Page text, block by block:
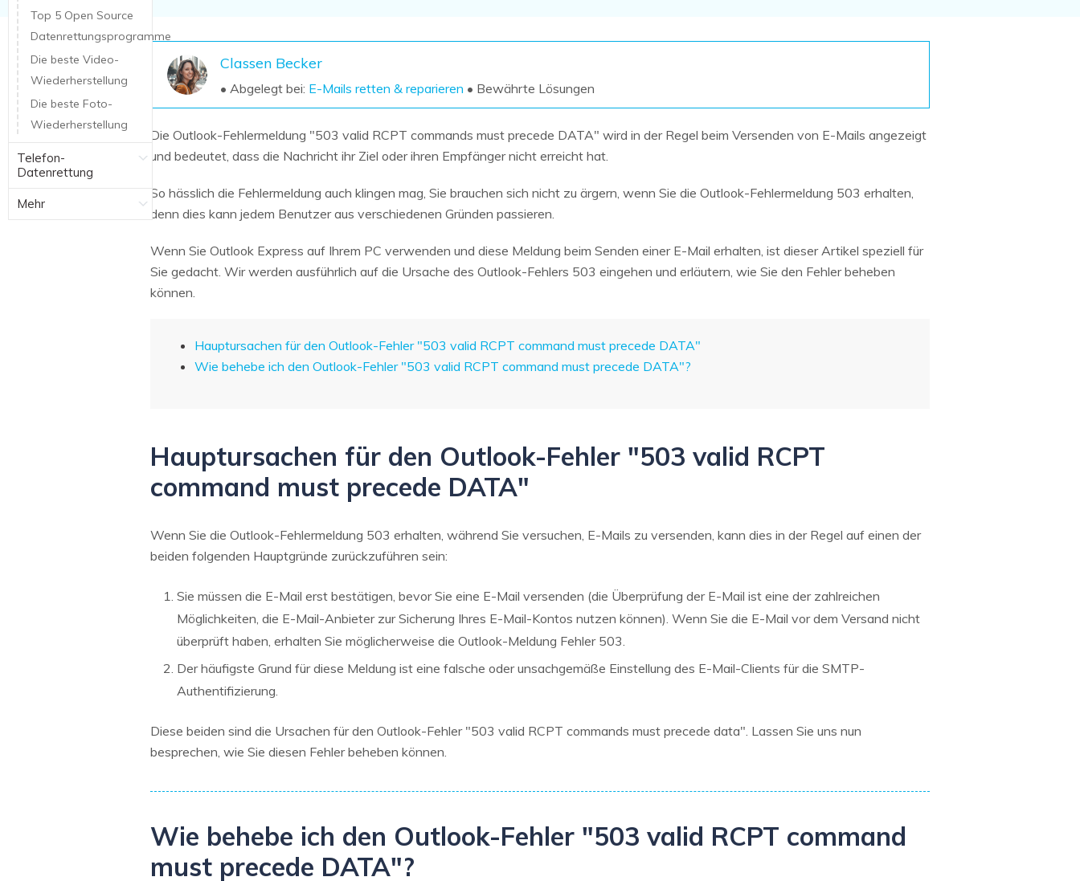
NAS-Datenrettung
Mac-Papierkorb-Wiederherstellung
Neu
Email-
WiederherstellungWiederherstellung
Datenrettung
Neu
Werkseinstellung
Classen Becker
• Abgelegt bei: E-Mails retten & reparieren • Bewährte Lösungen
Die Outlook-Fehlermeldung "503 valid RCPT commands must precede DATA" wird in der Regel beim Versenden von E-Mails angezeigt
und bedeutet, dass die Nachricht ihr Ziel oder ihren Empfänger nicht erreicht hat.
So hässlich die Fehlermeldung auch klingen mag, Sie brauchen sich nicht zu ärgern, wenn Sie die Outlook-Fehlermeldung 503 erhalten,
denn dies kann jedem Benutzer aus verschiedenen Gründen passieren.
Wenn Sie Outlook Express auf Ihrem PC verwenden und diese Meldung beim Senden einer E-Mail erhalten, ist dieser Artikel speziell für
Sie gedacht. Wir werden ausführlich auf die Ursache des Outlook-Fehlers 503 eingehen und erläutern, wie Sie den Fehler beheben
können.
Hauptursachen für den Outlook-Fehler "503 valid RCPT command must precede DATA"
Wie behebe ich den Outlook-Fehler "503 valid RCPT command must precede DATA"?
Hauptursachen für den Outlook-Fehler "503 valid RCPT
command must precede DATA"
Wenn Sie die Outlook-Fehlermeldung 503 erhalten, während Sie versuchen, E-Mails zu versenden, kann dies in der Regel auf einen der
beiden folgenden Hauptgründe zurückzuführen sein:
Sie müssen die E-Mail erst bestätigen, bevor Sie eine E-Mail versenden (die Überprüfung der E-Mail ist eine der zahlreichen
Möglichkeiten, die E-Mail-Anbieter zur Sicherung Ihres E-Mail-Kontos nutzen können). Wenn Sie die E-Mail vor dem Versand nicht
überprüft haben, erhalten Sie möglicherweise die Outlook-Meldung Fehler 503.
Der häufigste Grund für diese Meldung ist eine falsche oder unsachgemäße Einstellung des E-Mail-Clients für die SMTP-
Authentifizierung.
Diese beiden sind die Ursachen für den Outlook-Fehler "503 valid RCPT commands must precede data". Lassen Sie uns nun
besprechen, wie Sie diesen Fehler beheben können.
Wie behebe ich den Outlook-Fehler "503 valid RCPT command
must precede DATA"?
Top 5 Open Source
Datenrettungsprogramme
Die beste Video-
Wiederherstellung
Die beste Foto-
Wiederherstellung
Telefon-
Datenrettung
Mehr